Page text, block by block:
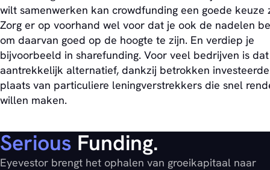
wilt samenwerken kan crowdfunding een goede keuze
Zorg er op voorhand wel voor dat je ook de nadelen
om daarvan goed op de hoogte te zijn. En verdiep je
bijvoorbeeld in sharefunding. Voor veel bedrijven is
aantrekkelijk alternatief, dankzij betrokken
plaats van particuliere leningverstrekkers die snel
willen maken.
Serious Funding.
Eyevestor brengt het ophalen van groeikapitaal naar